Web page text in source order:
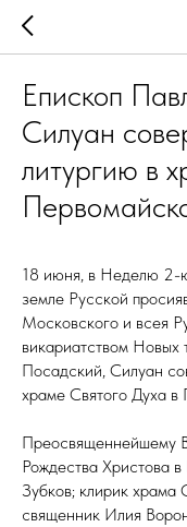
Епископ
Силуан
литургию в
18 июня, в Неделю 2-
земле Русской
Московского и всея
викариатством Новых
Посадский, Силуан
храме Святого Духа
Преосвященнейшему
Рождества Христова
Зубков; клирик храма
священник Илия